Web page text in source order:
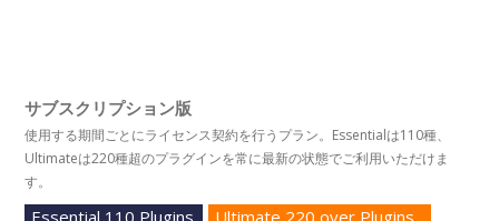
サブスクリプション版
使用する期間ごとにライセンス契約を行うプラン。Essentialは110種、
Ultimateは220種超のプラグインを常に最新の状態でご利用いただけま
す。
Essential 110 Plugins Ultimate 220 over Plugins